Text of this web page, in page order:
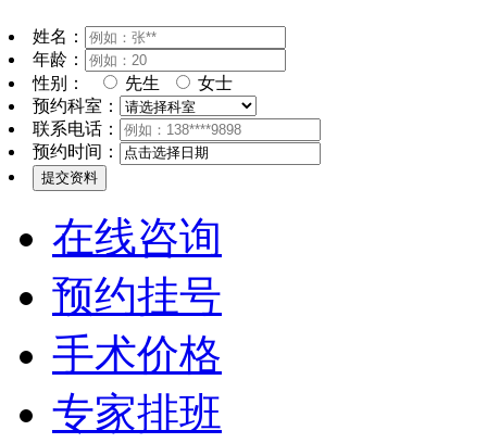
姓名：
年龄：
性别：
先生
女士
预约科室：
联系电话：
预约时间：
在线咨询
预约挂号
手术价格
专家排班